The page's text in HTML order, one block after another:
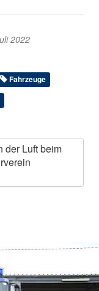
2022
Fahrzeuge
der Luft beim